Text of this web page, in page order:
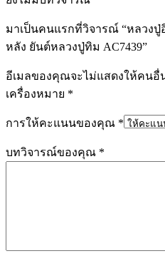
มาเป็นคนแรกที่วิจารณ์ “หลวงปู่
หลัง ยันต์หลวงปู่ทิม AC7439”
อีเมลของคุณจะไม่แสดงให้คนอื่
เครื่องหมาย *
การให้คะแนนของคุณ *
บทวิจารณ์ของคุณ *